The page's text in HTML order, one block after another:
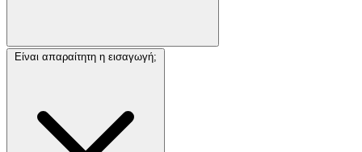
Είναι απαραίτητη η εισαγωγή;